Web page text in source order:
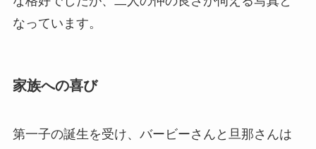
なっています。
家族への喜び
第一子の誕生を受け、バービーさんと旦那さんは